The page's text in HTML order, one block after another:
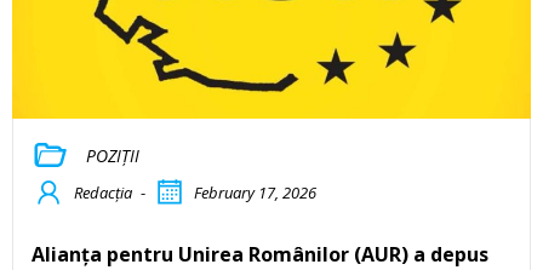
POZIȚII
Redacția - February 17, 2026
Alianța pentru Unirea Românilor (AUR) a depus